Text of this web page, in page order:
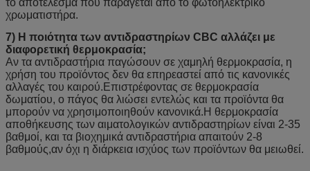
χρωματιστήρα.
7) Η ποιότητα των αντιδραστηρίων CBC αλλάζει με
διαφορετική θερμοκρασία;
Αν τα αντιδραστήρια παγώσουν σε χαμηλή θερμοκρασία, η
χρήση του προϊόντος δεν θα επηρεαστεί από τις κανονικές
αλλαγές του καιρού.Επιστρέφοντας σε θερμοκρασία
δωματίου, ο πάγος θα λιώσει εντελώς και τα προϊόντα θα
μπορούν να χρησιμοποιηθούν κανονικά.Η θερμοκρασία
αποθήκευσης των αιματολογικών αντιδραστηρίων είναι 2-35
βαθμοί, και τα βιοχημικά αντιδραστήρια απαιτούν 2-8
βαθμούς,αν όχι η διάρκεια ισχύος των προϊόντων θα μειωθεί.